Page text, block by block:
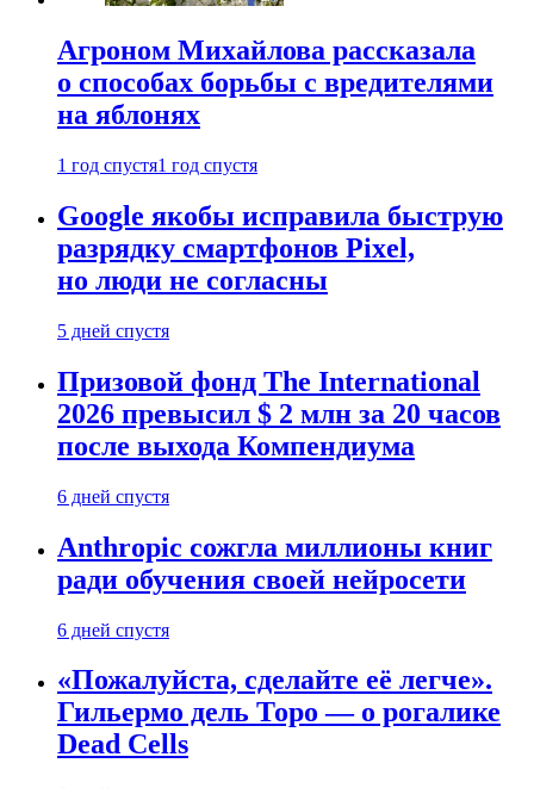
Агроном Михайлова рассказала
о способах борьбы с вредителями
на яблонях
1 год спустя1 год спустя
Google якобы исправила быструю
разрядку смартфонов Pixel,
но люди не согласны
5 дней спустя
Призовой фонд The International
2026 превысил $ 2 млн за 20 часов
после выхода Компендиума
6 дней спустя
Anthropic сожгла миллионы книг
ради обучения своей нейросети
6 дней спустя
«Пожалуйста, сделайте её легче».
Гильермо дель Торо — о рогалике
Dead Cells